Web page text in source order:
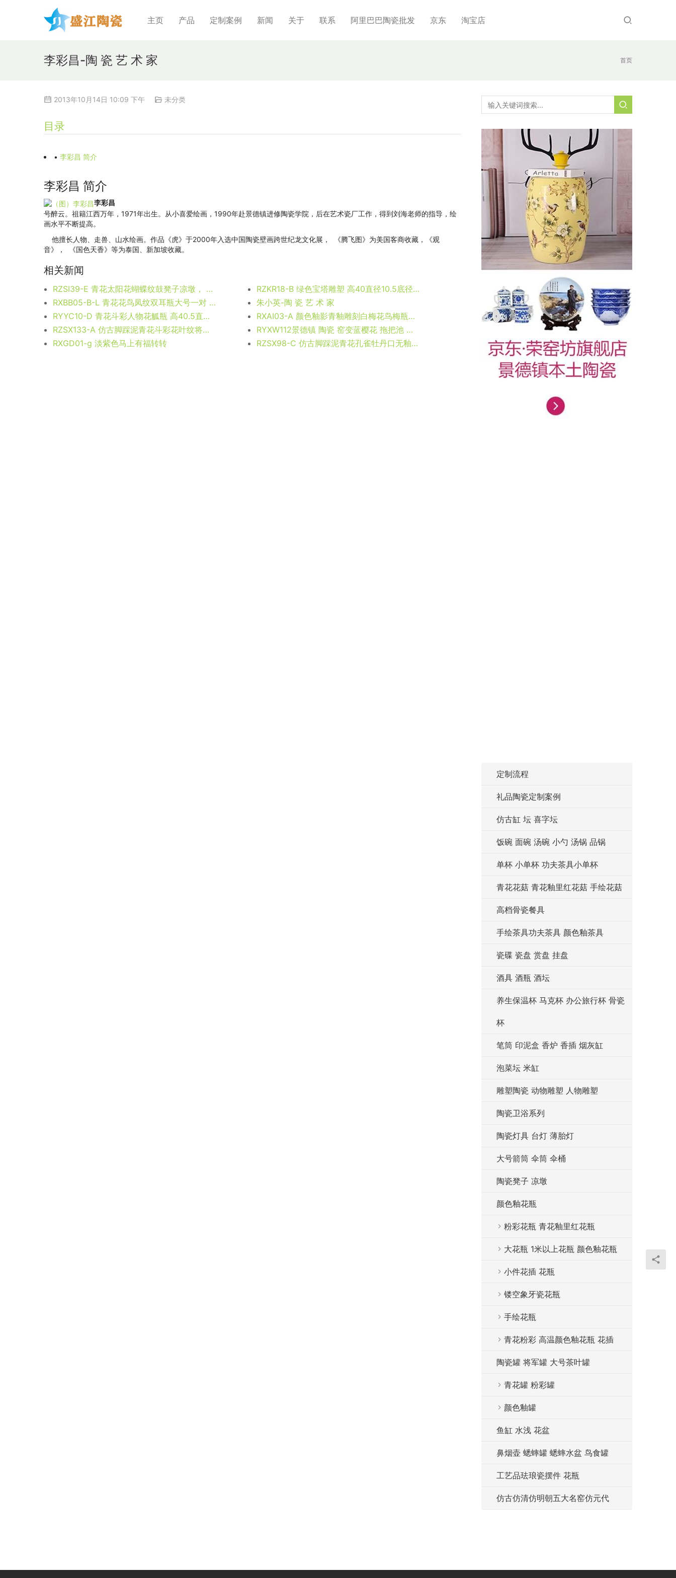
主页 产品 定制案例 新闻 关于 联系 阿里巴巴陶瓷批发 京东 淘宝店
首页
李彩昌-陶 瓷 艺 术 家
2013年10月14日 10:09 下午 未分类
目录
• 李彩昌 简介
李彩昌 简介
李彩昌
号醉云。祖籍江西万年，1971年出生。从小喜爱绘画，1990年赴景德镇进修陶瓷学院，后在艺术瓷厂工作，得到刘海老师的指导，绘
画水平不断提高。
他擅长人物、走兽、山水绘画。作品《虎》于2000年入选中国陶瓷壁画跨世纪龙文化展， 《腾飞图》为美国客商收藏，《观
音》， 《国色天香》等为泰国、新加坡收藏。
相关新闻
RZSI39-E 青花太阳花蝴蝶纹鼓凳子凉墩， 高45直径34.8口径底径27.7重量13KG
RZKR18-B 绿色宝塔雕塑 高40直径10.5底径12.5重量1.2KG
RXBB05-B-L 青花花鸟凤纹双耳瓶大号一对 高59直径24.7底径18.8重量6.65KG
朱小英-陶 瓷 艺 术 家
RYYC10-D 青花斗彩人物花觚瓶 高40.5直径20.2底径12重量3.45KG
RXAI03-A 颜色釉影青釉雕刻白梅花鸟梅瓶， 高26.6直径15.7口径14底径10重量1.5KG
RZSX133-A 仿古脚踩泥青花斗彩花叶纹将军罐 高47.3直径28.8底径23重量6.55KG
RYXW112景德镇 陶瓷 窑变蓝樱花 拖把池 家居工艺摆设
RXGD01-g 淡紫色马上有福转转
RZSX98-C 仿古脚踩泥青花孔雀牡丹口无釉花瓶 高38.5直径21.6底径14.5重量3.15KG
定制流程
礼品陶瓷定制案例
仿古缸 坛 喜字坛
饭碗 面碗 汤碗 小勺 汤锅 品锅
单杯 小单杯 功夫茶具小单杯
青花花菇 青花釉里红花菇 手绘花菇
高档骨瓷餐具
手绘茶具功夫茶具 颜色釉茶具
瓷碟 瓷盘 赏盘 挂盘
酒具 酒瓶 酒坛
养生保温杯 马克杯 办公旅行杯 骨瓷
杯
笔筒 印泥盒 香炉 香插 烟灰缸
泡菜坛 米缸
雕塑陶瓷 动物雕塑 人物雕塑
陶瓷卫浴系列
陶瓷灯具 台灯 薄胎灯
大号箭筒 伞筒 伞桶
陶瓷凳子 凉墩
颜色釉花瓶
粉彩花瓶 青花釉里红花瓶
大花瓶 1米以上花瓶 颜色釉花瓶
小件花插 花瓶
镂空象牙瓷花瓶
手绘花瓶
青花粉彩 高温颜色釉花瓶 花插
陶瓷罐 将军罐 大号茶叶罐
青花罐 粉彩罐
颜色釉罐
鱼缸 水浅 花盆
鼻烟壶 蟋蟀罐 蟋蟀水盆 鸟食罐
工艺品珐琅瓷摆件 花瓶
仿古仿清仿明朝五大名窑仿元代